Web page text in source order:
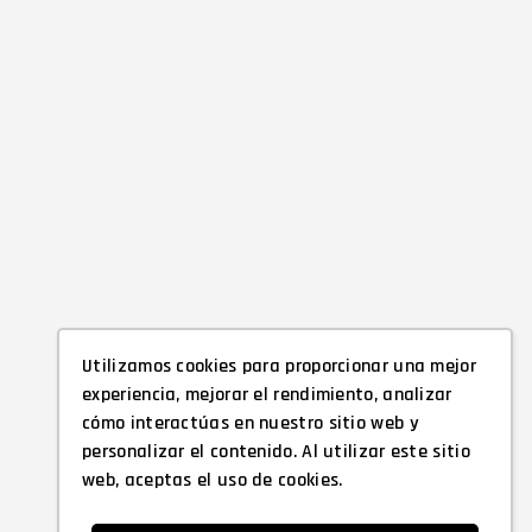
Utilizamos cookies para proporcionar una mejor
experiencia, mejorar el rendimiento, analizar
cómo interactúas en nuestro sitio web y
personalizar el contenido. Al utilizar este sitio
web, aceptas el uso de cookies.